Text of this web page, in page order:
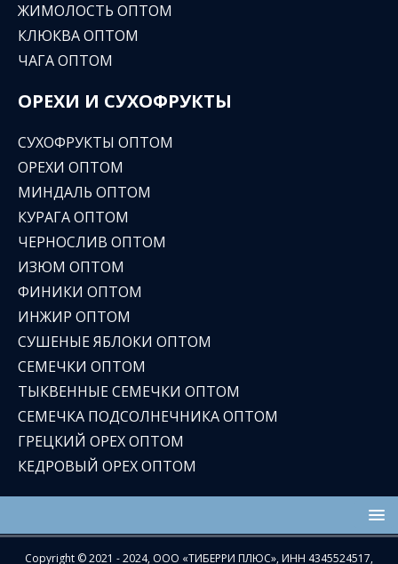
ЖИМОЛОСТЬ ОПТОМ
КЛЮКВА ОПТОМ
ЧАГА ОПТОМ
ОРЕХИ И СУХОФРУКТЫ
СУХОФРУКТЫ ОПТОМ
ОРЕХИ ОПТОМ
МИНДАЛЬ ОПТОМ
КУРАГА ОПТОМ
ЧЕРНОСЛИВ ОПТОМ
ИЗЮМ ОПТОМ
ФИНИКИ ОПТОМ
ИНЖИР ОПТОМ
СУШЕНЫЕ ЯБЛОКИ ОПТОМ
СЕМЕЧКИ ОПТОМ
ТЫКВЕННЫЕ СЕМЕЧКИ ОПТОМ
СЕМЕЧКА ПОДСОЛНЕЧНИКА ОПТОМ
ГРЕЦКИЙ ОРЕХ ОПТОМ
КЕДРОВЫЙ ОРЕХ ОПТОМ
Copyright © 2021 - 2024, ООО «ТИБЕРРИ ПЛЮС», ИНН 4345524517,